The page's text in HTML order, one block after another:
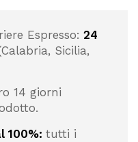
Espresso: 24
Sicilia,
14 giorni
100%: tutti i